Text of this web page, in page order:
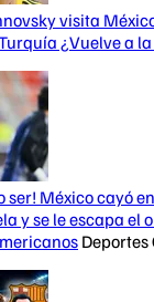
visita
¿Vuelve a
ser! México cayó
y se le escapa el